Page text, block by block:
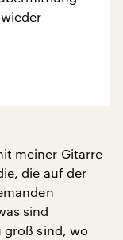
meiner Gitarre
die auf der
sind
groß sind, wo